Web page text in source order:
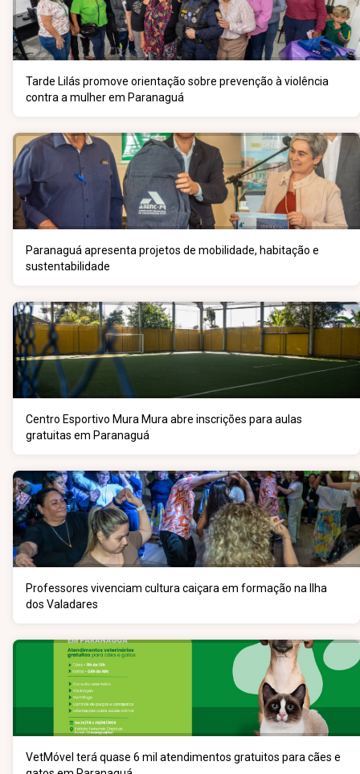
Tarde Lilás promove orientação sobre prevenção à violência
contra a mulher em Paranaguá
Paranaguá apresenta projetos de mobilidade, habitação e
sustentabilidade
Centro Esportivo Mura Mura abre inscrições para aulas
gratuitas em Paranaguá
Professores vivenciam cultura caiçara em formação na Ilha
dos Valadares
VetMóvel terá quase 6 mil atendimentos gratuitos para cães e